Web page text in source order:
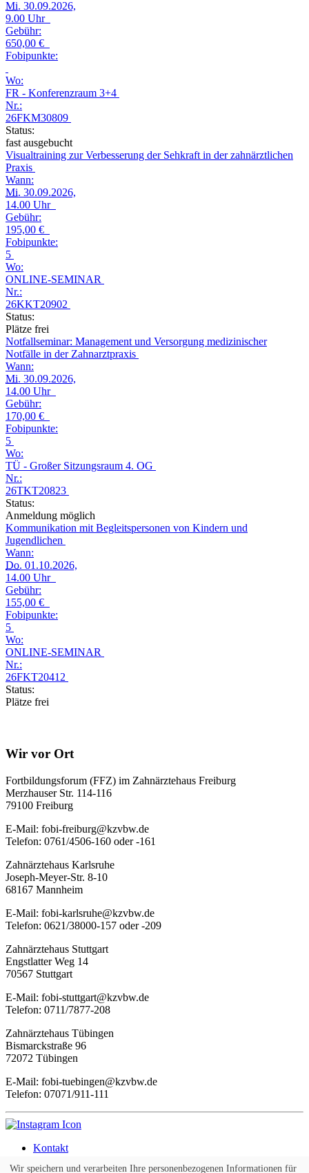
Mi. 30.09.2026,
9.00 Uhr
Gebühr:
650,00 €
Fobipunkte:
Wo:
FR - Konferenzraum 3+4
Nr.:
26FKM30809
Status:
fast ausgebucht
Visualtraining zur Verbesserung der Sehkraft in der zahnärztlichen
Praxis
Wann:
Mi. 30.09.2026,
14.00 Uhr
Gebühr:
195,00 €
Fobipunkte:
5
Wo:
ONLINE-SEMINAR
Nr.:
26KKT20902
Status:
Plätze frei
Notfallseminar: Management und Versorgung medizinischer
Notfälle in der Zahnarztpraxis
Wann:
Mi. 30.09.2026,
14.00 Uhr
Gebühr:
170,00 €
Fobipunkte:
5
Wo:
TÜ - Großer Sitzungsraum 4. OG
Nr.:
26TKT20823
Status:
Anmeldung möglich
Kommunikation mit Begleitspersonen von Kindern und
Jugendlichen
Wann:
Do. 01.10.2026,
14.00 Uhr
Gebühr:
155,00 €
Fobipunkte:
5
Wo:
ONLINE-SEMINAR
Nr.:
26FKT20412
Status:
Plätze frei
Wir vor Ort
Fortbildungsforum (FFZ) im Zahnärztehaus Freiburg
Merzhauser Str. 114-116
79100 Freiburg
E-Mail: fobi-freiburg@kzvbw.de
Telefon: 0761/4506-160 oder -161
Zahnärztehaus Karlsruhe
Joseph-Meyer-Str. 8-10
68167 Mannheim
E-Mail: fobi-karlsruhe@kzvbw.de
Telefon: 0621/38000-157 oder -209
Zahnärztehaus Stuttgart
Engstlatter Weg 14
70567 Stuttgart
E-Mail: fobi-stuttgart@kzvbw.de
Telefon: 0711/7877-208
Zahnärztehaus Tübingen
Bismarckstraße 96
72072 Tübingen
E-Mail: fobi-tuebingen@kzvbw.de
Telefon: 07071/911-111
Kontakt
Wir speichern und verarbeiten Ihre personenbezogenen Informationen für